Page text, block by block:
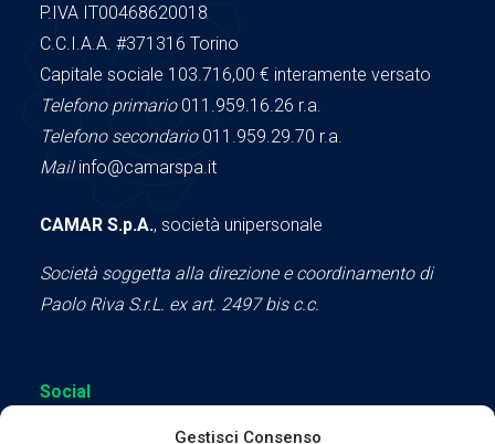
Gestisci Consenso
P.IVA IT00468620018
C.C.I.A.A. #371316 Torino
Capitale sociale 103.716,00 € interamente versato
Telefono primario011.959.16.26 r.a.
Telefono secondario011.959.29.70 r.a.
Mailinfo@camarspa.it
CAMAR S.p.A., società unipersonale
Società soggetta alla direzione e coordinamento di
Paolo Riva S.r.L. ex art. 2497 bis c.c.
Social